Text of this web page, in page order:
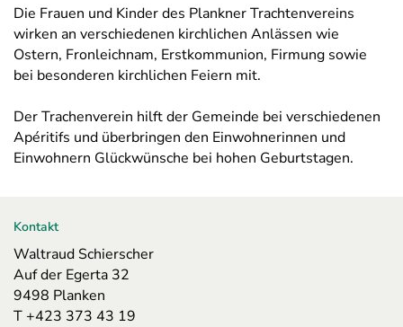
Kontakt
Waltraud Schierscher
Auf der Egerta 32
9498 Planken
T +423 373 43 19
Die Frauen und Kinder des Plankner Trachtenvereins
wirken an verschiedenen kirchlichen Anlässen wie
Ostern, Fronleichnam, Erstkommunion, Firmung sowie
bei besonderen kirchlichen Feiern mit.
Der Trachenverein hilft der Gemeinde bei verschiedenen
Apéritifs und überbringen den Einwohnerinnen und
Einwohnern Glückwünsche bei hohen Geburtstagen.